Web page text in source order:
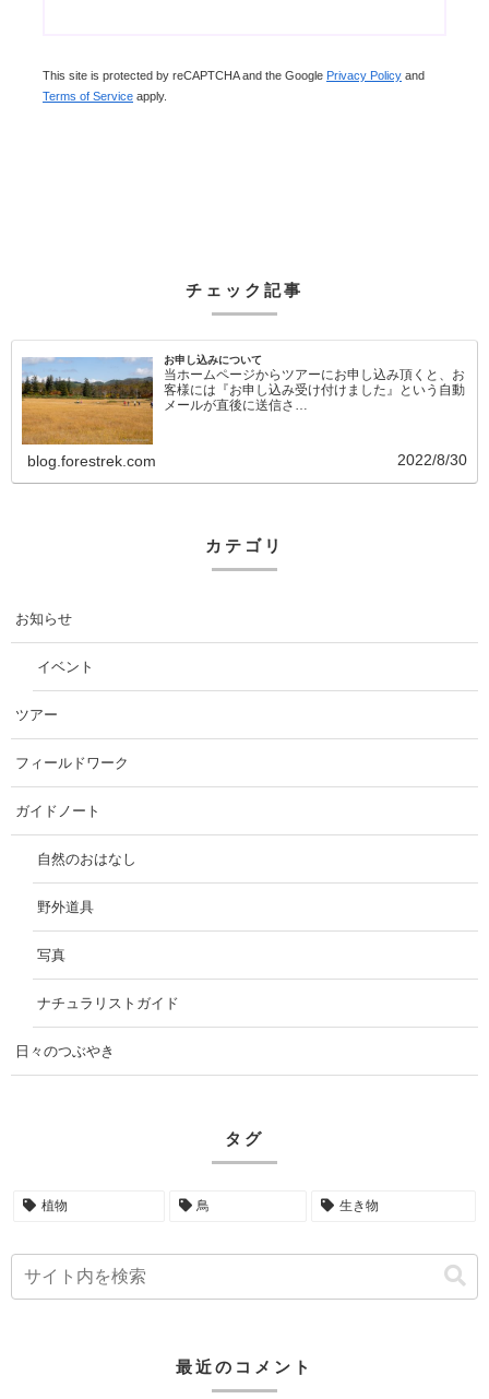
This site is protected by reCAPTCHA and the Google Privacy Policy and
Terms of Service apply.
チェック記事
お申し込みについて
当ホームページからツアーにお申し込み頂くと、お
客様には『お申し込み受け付けました』という自動
メールが直後に送信さ…
blog.forestrek.com 2022/8/30
カテゴリ
お知らせ
イベント
ツアー
フィールドワーク
ガイドノート
自然のおはなし
野外道具
写真
ナチュラリストガイド
日々のつぶやき
タグ
植物 鳥 生き物
最近のコメント